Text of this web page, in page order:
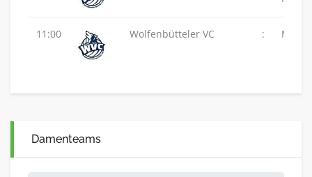
11:00 Wolfenbütteler VC : MTV
Damenteams